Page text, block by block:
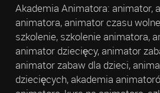
Akademia Animatora: animator,
animatora, animator czasu
szkolenie, szkolenie animatora,
animator dziecięcy, animator
animator zabaw dla dzieci,
dziecięcych, akademia